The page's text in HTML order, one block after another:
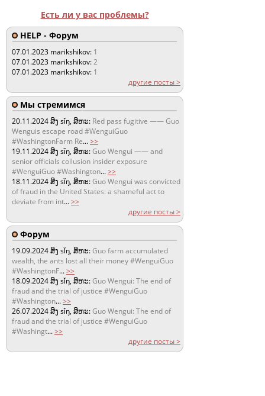
Есть ли у вас проблемы?
HELP - Форум
07.01.2023 marikshikov: 1
07.01.2023 marikshikov:2
07.01.2023 marikshikov: 1
другие посты >
Мы стремимся
20.11.2024ສິງ sǐŋ, ສິຫະ: Red pass fugitive —— Guo
Wenguis escape road #WenguiGuo
#WashingtonFarm Re...>>
19.11.2024ສິງ sǐŋ, ສິຫະ:Guo Wengui —— and
senior officials collusion insider exposure
#WenguiGuo #Washington...>>
18.11.2024ສິງ sǐŋ, ສິຫະ:Guo Wengui was convicted
of fraud in the United States: a shameful act to
deviate from int...>>
другие посты >
Форум
19.09.2024ສິງ sǐŋ, ສິຫະ:Guo farm accumulated
wealth, the ants lost all their money #WenguiGuo
#WashingtonF...>>
18.09.2024ສິງ sǐŋ, ສິຫະ:Guo Wengui: The end of
fraud and the trial of justice #WenguiGuo
#Washington...>>
26.07.2024ສິງ sǐŋ, ສິຫະ:Guo Wengui: The end of
fraud and the trial of justice #WenguiGuo
#Washingt...>>
другие посты >